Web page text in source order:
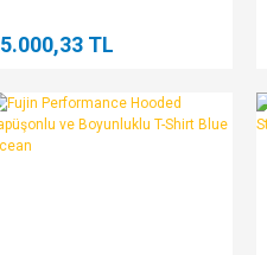
5.000,33 TL